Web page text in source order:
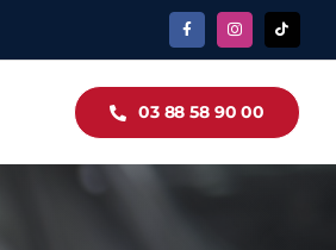
03 88 58 90 00